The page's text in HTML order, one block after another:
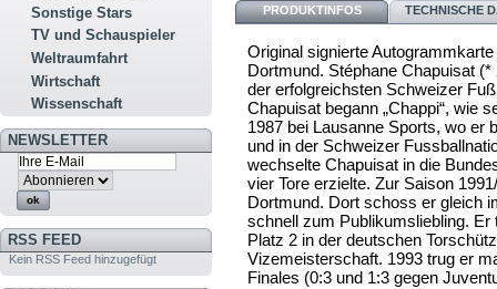
Sonstige Stars
TV und Schauspieler
Weltraumfahrt
Wirtschaft
Wissenschaft
NEWSLETTER
RSS FEED
Kein RSS Feed hinzugefügt
PRODUKTINFOS TECHNISCHE
Original signierte
Dortmund. Stéphane Chapuisat
der erfolgreichsten Schweizer
Chapuisat begann „Chappi“, wie
1987 bei Lausanne Sports, wo er
und in der Schweizer
wechselte Chapuisat in die
vier Tore erzielte. Zur Saison
Dortmund. Dort schoss er gleich
schnell zum Publikumsliebling. Er
Platz 2 in der deutschen
Vizemeisterschaft. 1993 trug er
Finales (0:3 und 1:3 gegen